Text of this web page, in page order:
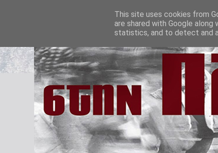
This site uses cookies from
are shared with Google
statistics, and to detect and